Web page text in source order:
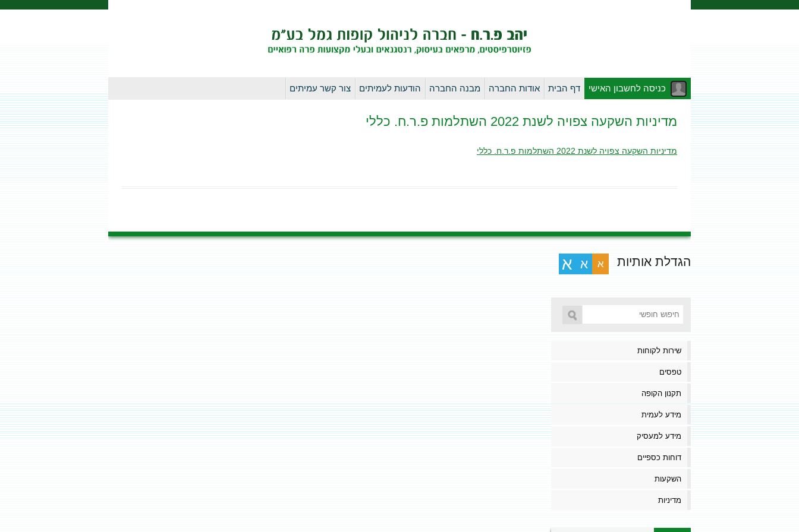
לדלג
כניסה לחשבון האישי דף הבית אודות החברה מבנה החברה הודעות לעמיתים צור קשר עמיתים
מדיניות השקעה צפויה לשנת 2022 השתלמות פ.ר.ח. כללי
מדיניות השקעה צפויה לשנת 2022 השתלמות פ.ר.ח. כללי
הגדלת אותיות א א א
שירות לקוחות
טפסים
תקנון הקופה
מידע לעמית
מידע למעסיק
דוחות כספיים
השקעות
מדיניות